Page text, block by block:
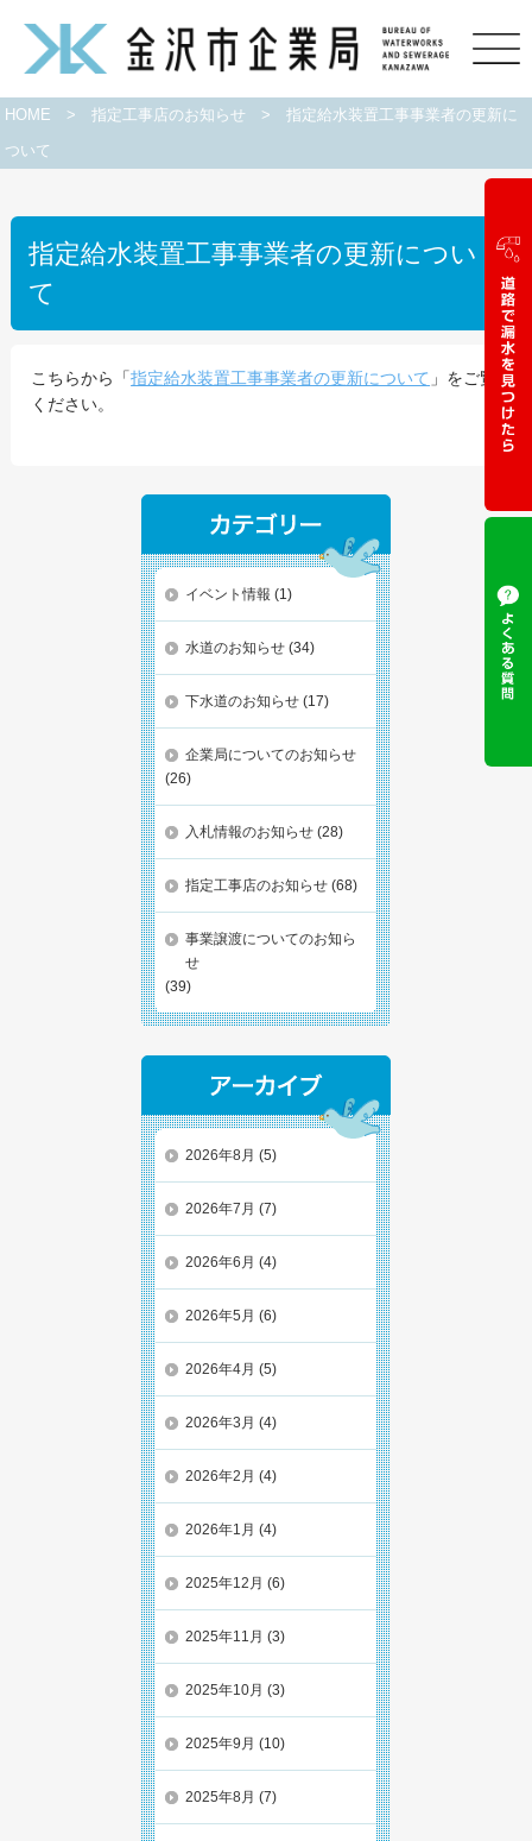
HOME >指定工事店のお知らせ >指定給水装置工事事業者の更新に
ついて
指定給水装置工事事業者の更新につい
て
こちらから「指定給水装置工事事業者の更新について 」をご覧
ください。
イベント情報 (1)
水道のお知らせ (34)
下水道のお知らせ (17)
企業局についてのお知らせ
(26)
入札情報のお知らせ (28)
指定工事店のお知らせ (68)
事業譲渡についてのお知ら
せ
(39)
2026年8月 (5)
2026年7月 (7)
2026年6月 (4)
2026年5月 (6)
2026年4月 (5)
2026年3月 (4)
2026年2月 (4)
2026年1月 (4)
2025年12月 (6)
2025年11月 (3)
2025年10月 (3)
2025年9月 (10)
2025年8月 (7)